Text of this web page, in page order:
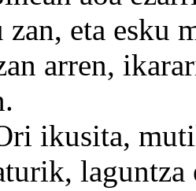
eta esku
arren,
laguntza